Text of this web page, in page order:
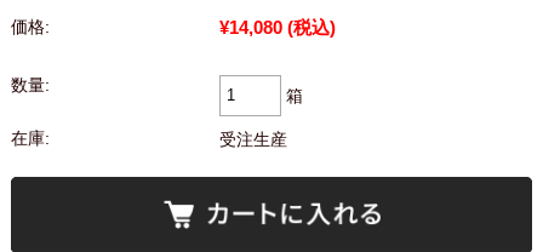
価格: ¥14,080 (税込)
数量:
箱
在庫: 受注生産